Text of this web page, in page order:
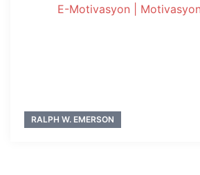
E-Motivasyon |
RALPH W. EMERSON